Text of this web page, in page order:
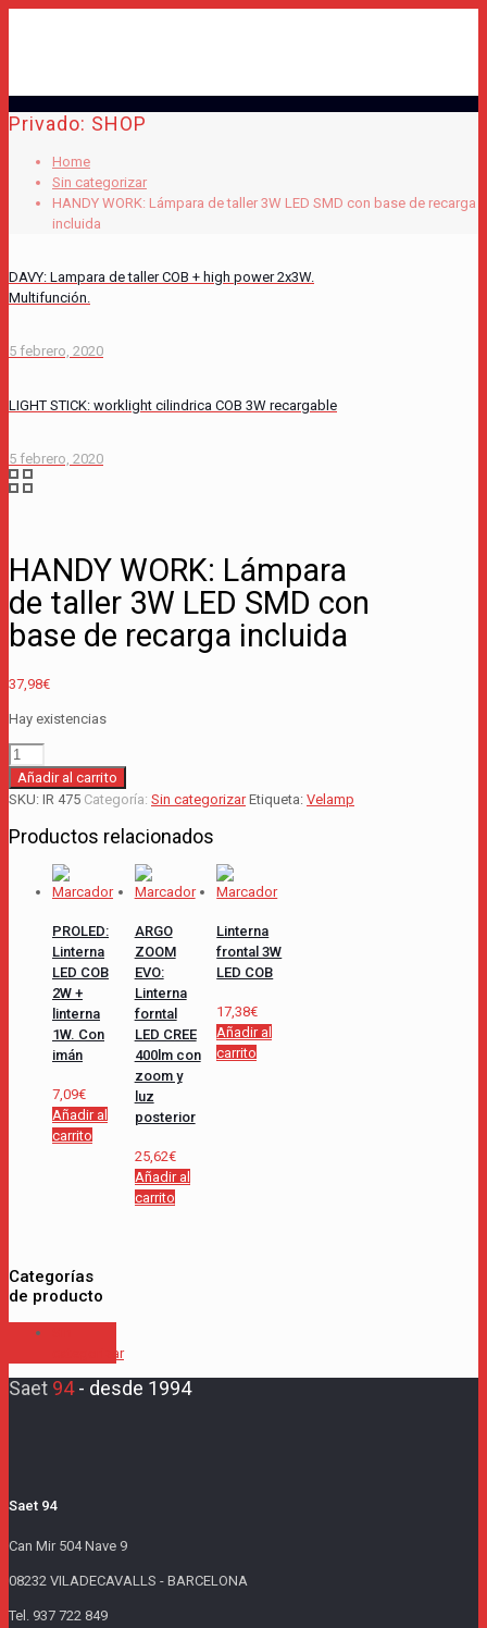
Privado: SHOP
Home
Sin categorizar
HANDY WORK: Lámpara de taller 3W LED SMD con base de recarga
incluida
DAVY: Lampara de taller COB + high power 2x3W.
Multifunción.
5 febrero, 2020
LIGHT STICK: worklight cilindrica COB 3W recargable
5 febrero, 2020
HANDY WORK: Lámpara
de taller 3W LED SMD con
base de recarga incluida
37,98€
Hay existencias
HANDY
WORK:
Lámpara
taller
SMD
recarga
incluida
cantidad
Añadir al carrito
SKU: IR 475 Categoría: Sin categorizar Etiqueta: Velamp
Productos relacionados
PROLED:
Linterna
LED COB
2W +
linterna
1W. Con
imán
7,09€
Añadir al
carrito
ARGO
ZOOM
EVO:
Linterna
forntal
LED CREE
400lm con
zoom y
luz
posterior
25,62€
Añadir al
carrito
Linterna
frontal 3W
LED COB
17,38€
Añadir al
carrito
Categorías
de producto
categorizar
Saet 94- desde 1994
Saet 94
Can Mir 504 Nave 9
08232 VILADECAVALLS - BARCELONA
Tel. 937 722 849